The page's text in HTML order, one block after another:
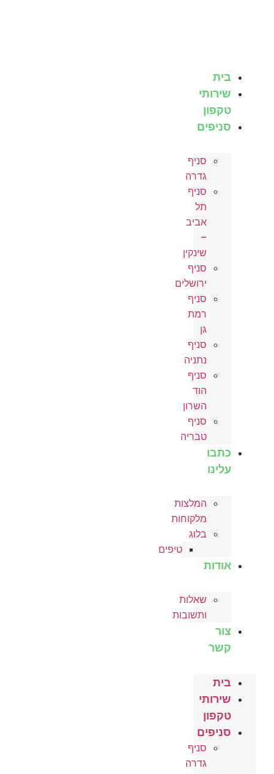
בית
שירותי
טקפון
סניפים
סניף
גדרה
סניף
תל
אביב
–
שינקין
סניף
ירושלים
סניף
רמת
גן
סניף
נתניה
סניף
הוד
השרון
סניף
טבריה
כתבו
עלינו
המלצות
מלקוחות
בלוג
טיפים
אודות
שאלות
ותשובות
צור
קשר
בית
שירותי
טקפון
סניפים
סניף
גדרה